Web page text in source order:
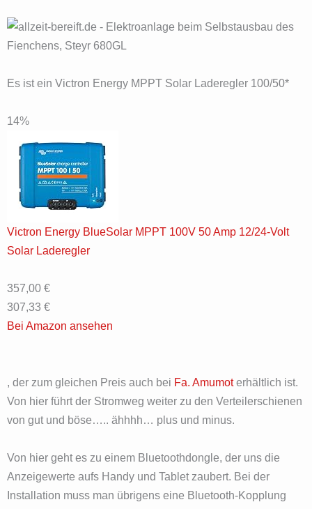
Es ist ein Victron Energy MPPT Solar Laderegler 100/50*
14%
Victron Energy BlueSolar MPPT 100V 50 Amp 12/24-Volt
Solar Laderegler
357,00 €
307,33 €
Bei Amazon ansehen
, der zum gleichen Preis auch bei Fa. Amumoterhältlich ist.
Von hier führt der Stromweg weiter zu den Verteilerschienen
von gut und böse….. ähhhh… plus und minus.
Von hier geht es zu einem Bluetoothdongle, der uns die
Anzeigewerte aufs Handy und Tablet zaubert. Bei der
Installation muss man übrigens eine Bluetooth-Kopplung